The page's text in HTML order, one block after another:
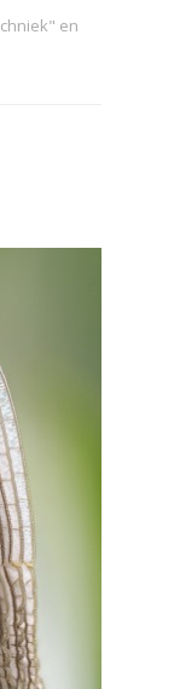
en